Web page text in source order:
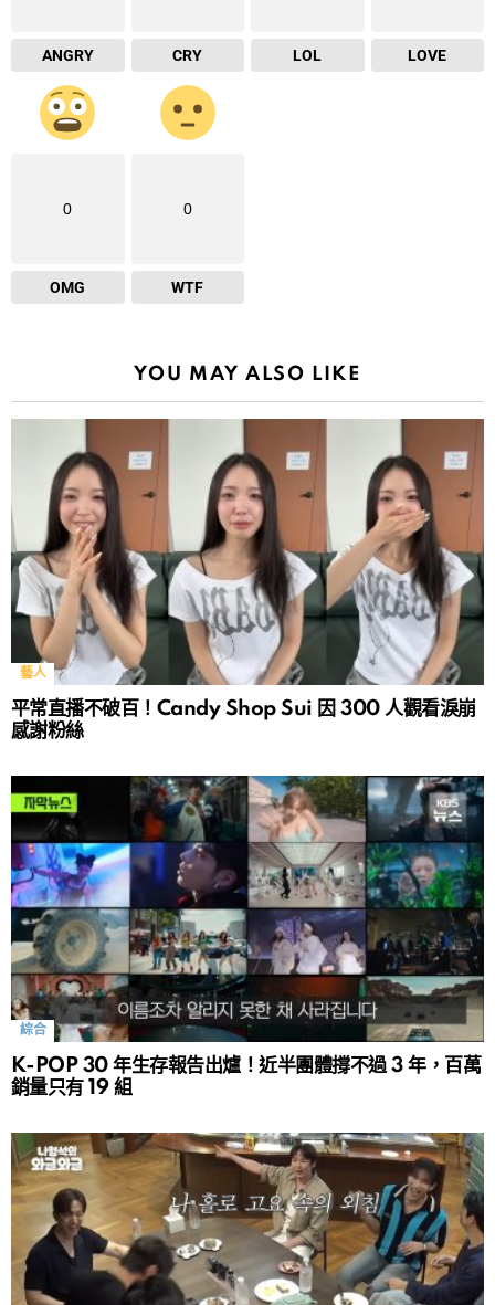
ANGRY CRY LOL LOVE
0
OMG
0
WTF
YOU MAY ALSO LIKE
藝人
平常直播不破百！Candy Shop Sui 因 300 人觀看淚崩
感謝粉絲
綜合
K-POP 30 年生存報告出爐！近半團體撐不過 3 年，百萬
銷量只有 19 組